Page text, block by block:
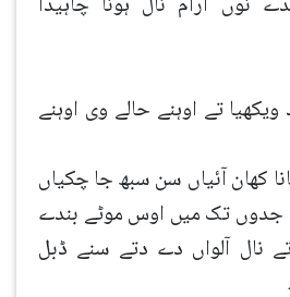
تے اوہنے حالے وی اوہنے
کھان آئیاں سن سبھ جا چکیاں
جدوں تک میں اوس موٹے بندے
نال آلواں دے دتے سنے ڈبل